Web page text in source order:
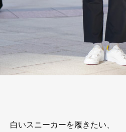
白いスニーカーを履きたい、